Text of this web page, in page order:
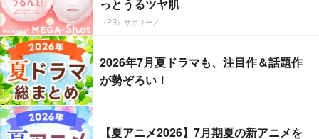
っとうるツヤ肌
（PR）サボリーノ
2026年7月夏ドラマも、注目作＆話題作
が勢ぞろい！
【夏アニメ2026】7月期夏の新アニメを